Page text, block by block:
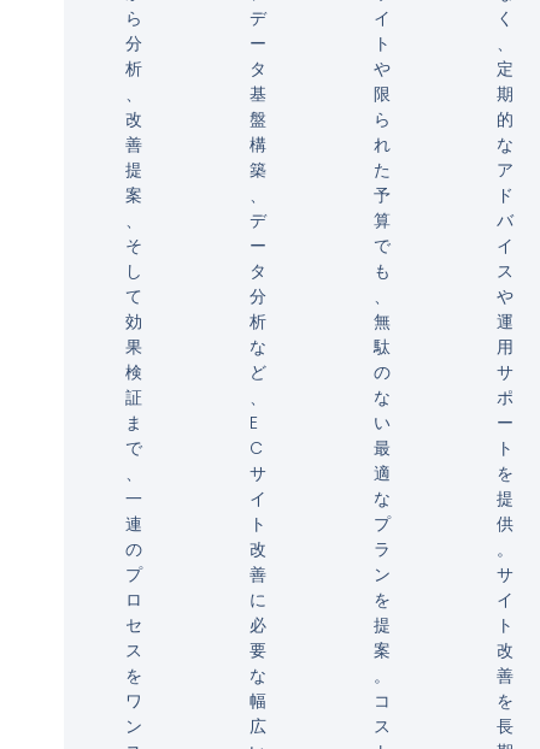
ら
分
析
、
改
善
提
案
、
そ
し
て
効
果
検
証
ま
で
、
一
連
の
プ
ロ
セ
ス
を
ワ
ン
デ
ー
タ
基
盤
構
築
、
デ
ー
タ
分
析
な
ど
、
E
C
サ
イ
ト
改
善
に
必
要
な
幅
広
イ
ト
や
限
ら
れ
た
予
算
で
も
、
無
駄
の
な
い
最
適
な
プ
ラ
ン
を
提
案
。
コ
ス
く
、
定
期
的
な
ア
ド
バ
イ
ス
や
運
用
サ
ポ
ー
ト
を
提
供
。
サ
イ
ト
改
善
を
長